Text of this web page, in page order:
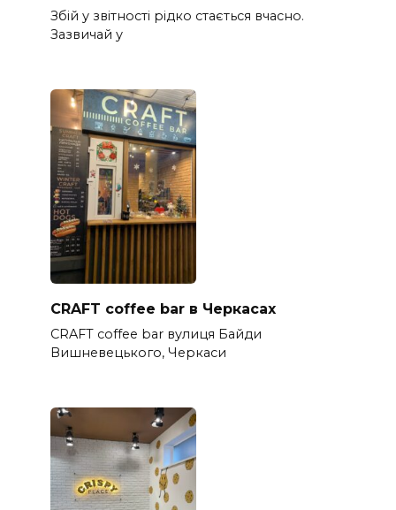
Збій у звітності рідко стається вчасно.
Зазвичай у
CRAFT coffee bar в Черкасах
CRAFT coffee bar вулиця Байди
Вишневецького, Черкаси